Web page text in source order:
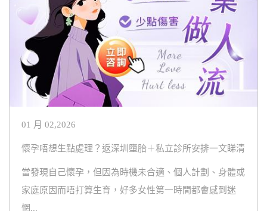
01 月 02,2026
懷孕唔想生點處理？返深圳墮胎＋私立診所安排一文睇清
當發現自己懷孕，但因為時機未合適、個人計劃、身體或
家庭原因而唔打算生育，好多女性第一時間都會感到迷
惘...